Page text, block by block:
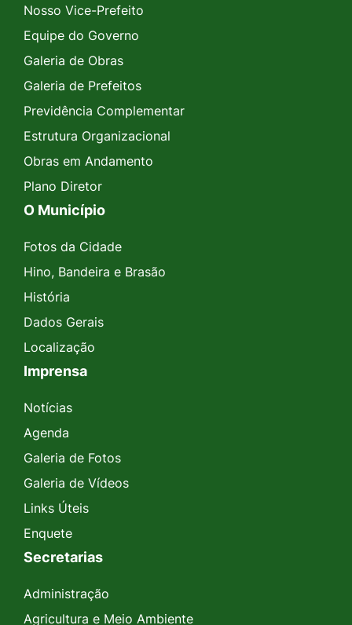
Nosso Vice-Prefeito
Equipe do Governo
Galeria de Obras
Galeria de Prefeitos
Previdência Complementar
Estrutura Organizacional
Obras em Andamento
Plano Diretor
O Município
Fotos da Cidade
Hino, Bandeira e Brasão
História
Dados Gerais
Localização
Imprensa
Notícias
Agenda
Galeria de Fotos
Galeria de Vídeos
Links Úteis
Enquete
Secretarias
Administração
Agricultura e Meio Ambiente